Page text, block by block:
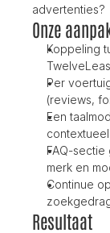
advertenties?
Onze
Koppeling
Per
(reviews,
Een
FAQ-
merk en
Continue
Resultaat